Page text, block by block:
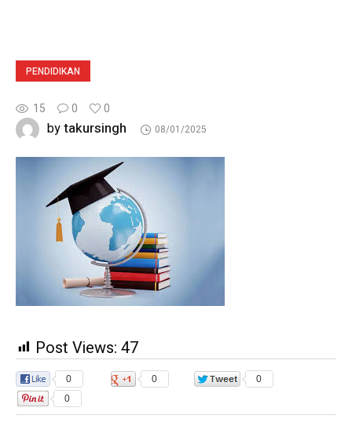
PENDIDIKAN
15 0 0
bytakursingh 08/01/2025
Post Views: 47
0 0
0
0